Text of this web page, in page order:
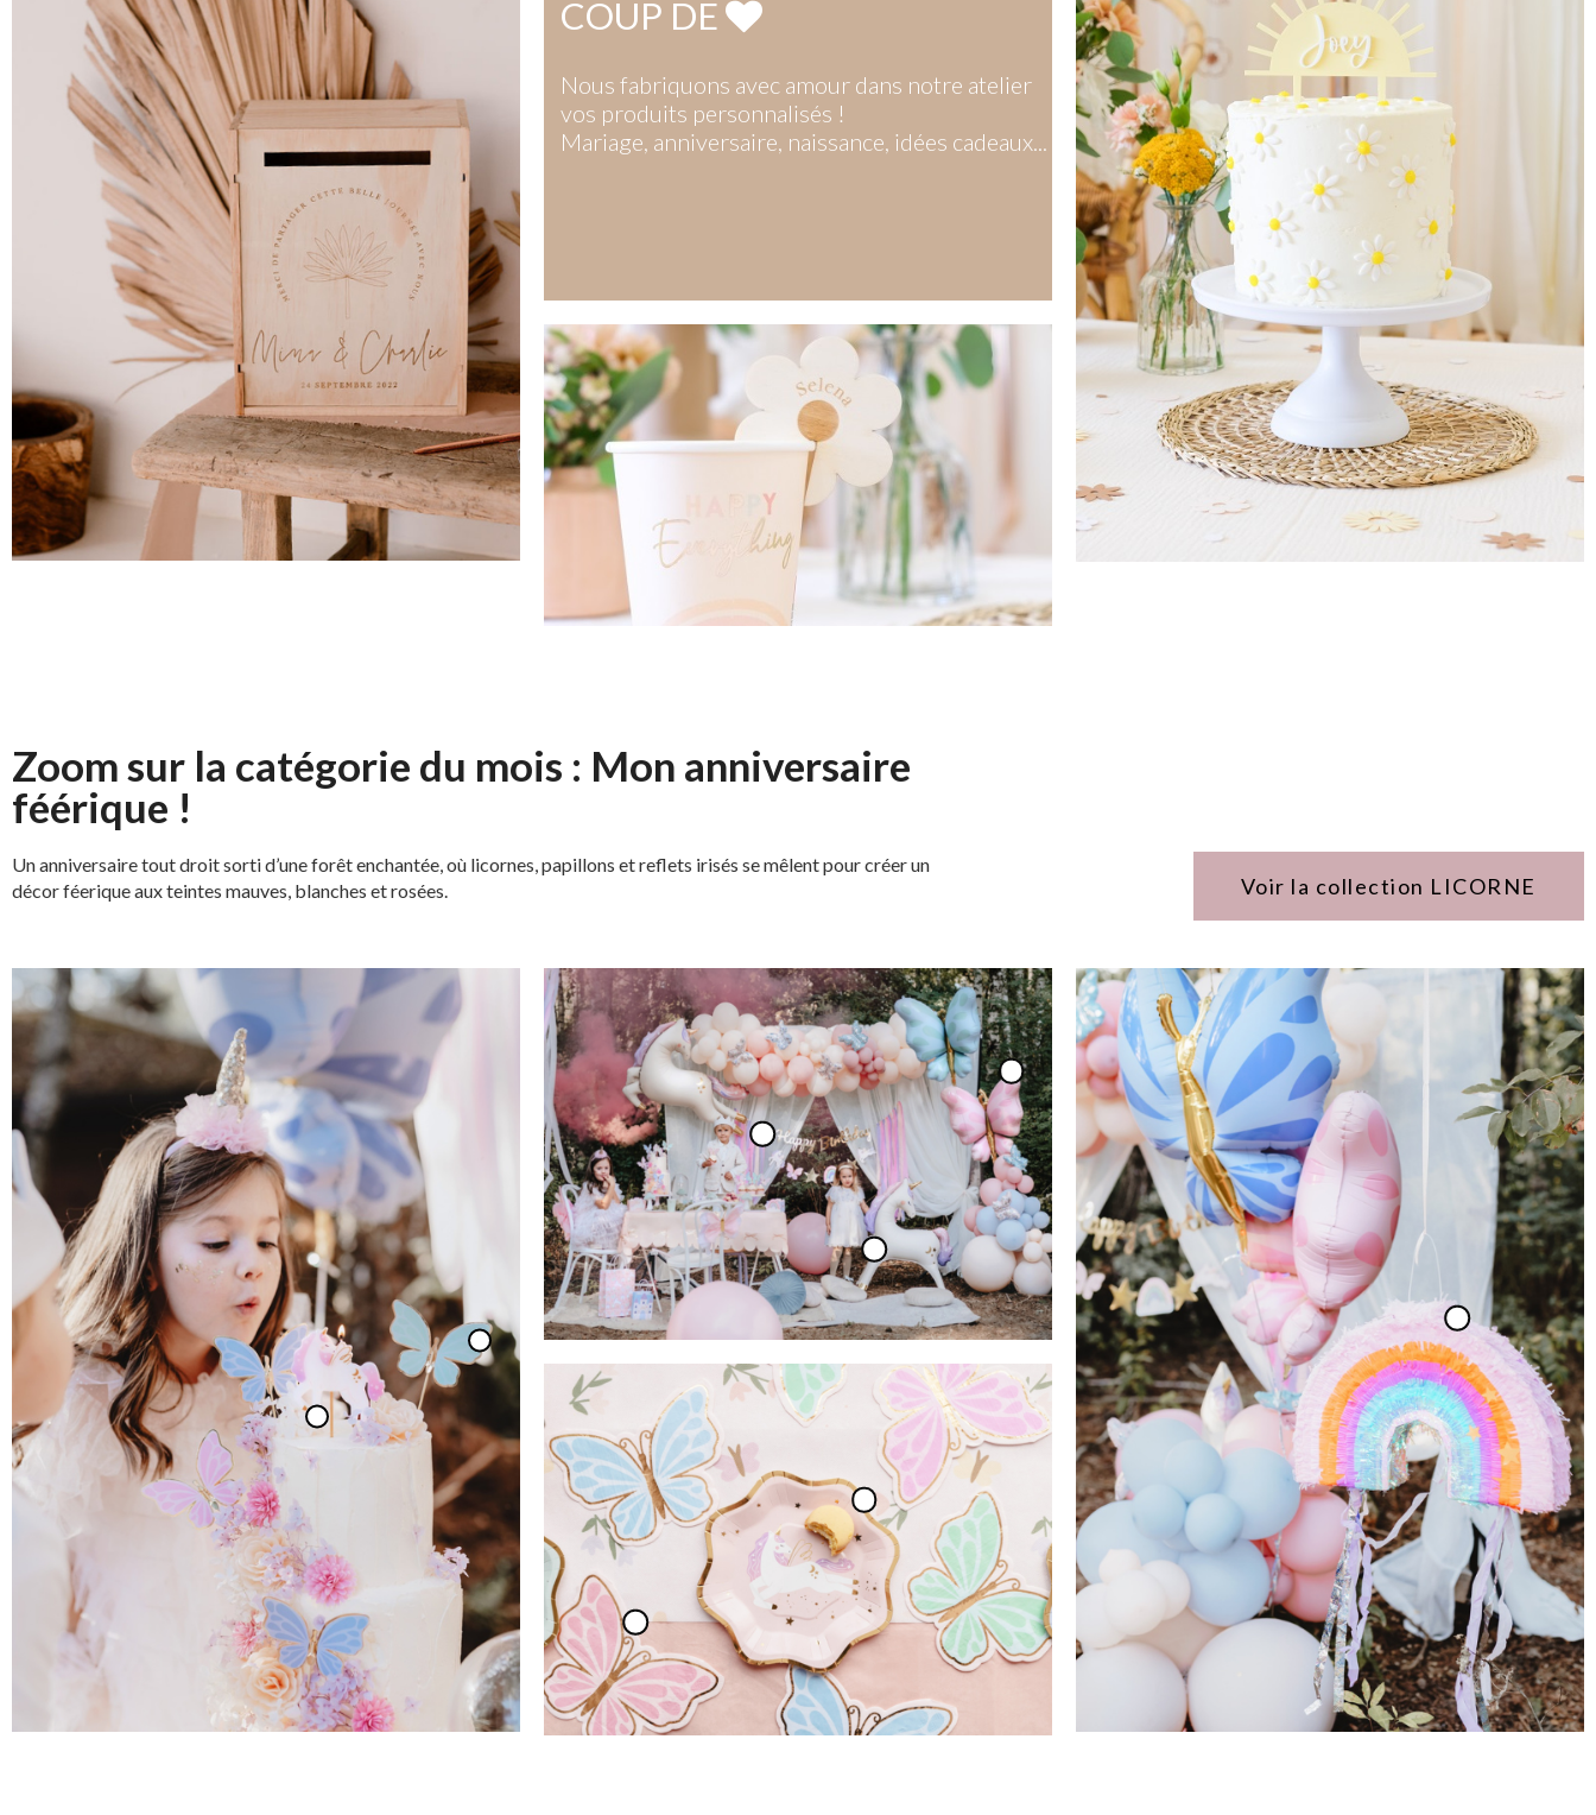
COUP DE
Nous fabriquons avec amour dans notre atelier
vos produits personnalisés !
Mariage, anniversaire, naissance, idées cadeaux...
Zoom sur la catégorie du mois : Mon anniversaire
féérique !
Un anniversaire tout droit sorti d’une forêt enchantée, où licornes, papillons et reflets irisés se mêlent pour créer un
décor féerique aux teintes mauves, blanches et rosées.
Voir la collection LICORNE